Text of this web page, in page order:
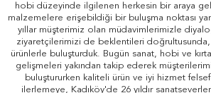
hobi düzeyinde ilgilenen herkesin bir araya
malzemelere erişebildiği bir buluşma noktası
yıllar müşterimiz olan müdavimlerimizle
ziyaretçilerimizi de beklentileri
ürünlerle buluşturduk. Bugün sanat, hobi ve
gelişmeleri yakından takip ederek
buluştururken kaliteli ürün ve iyi hizmet
ilerlemeye, Kadıköy'de 26 yıldır